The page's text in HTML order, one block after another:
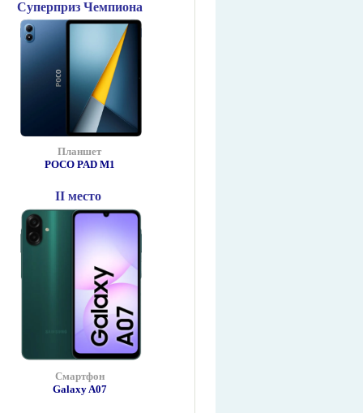
Суперприз Чемпиона
Планшет
POCO PAD М1
II место
Смартфон
Galaxy A07